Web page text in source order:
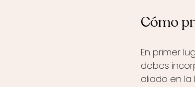
Cómo
En primer
debes
aliado en la